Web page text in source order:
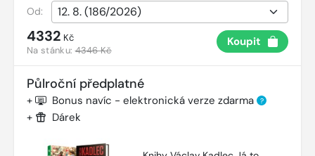
Od:
4332 Kč
Na stánku:4346 Kč
Koupit
Půlroční předplatné
+ Bonus navíc - elektronická verze zdarma ?
+ Dárek